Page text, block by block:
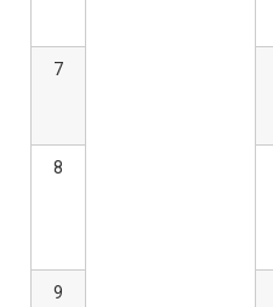
7
8
9